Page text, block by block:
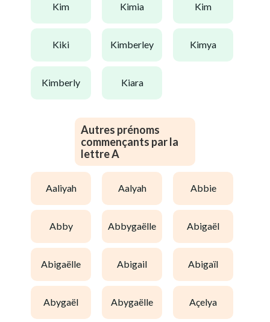
kim kimia kim
kiki kimberley kimya
kimberly kiara
Autres prénoms
commençants par la
lettre A
aaliyah aalyah abbie
abby abbygaëlle abigaël
abigaëlle abigail abigaïl
abygaël abygaëlle açelya